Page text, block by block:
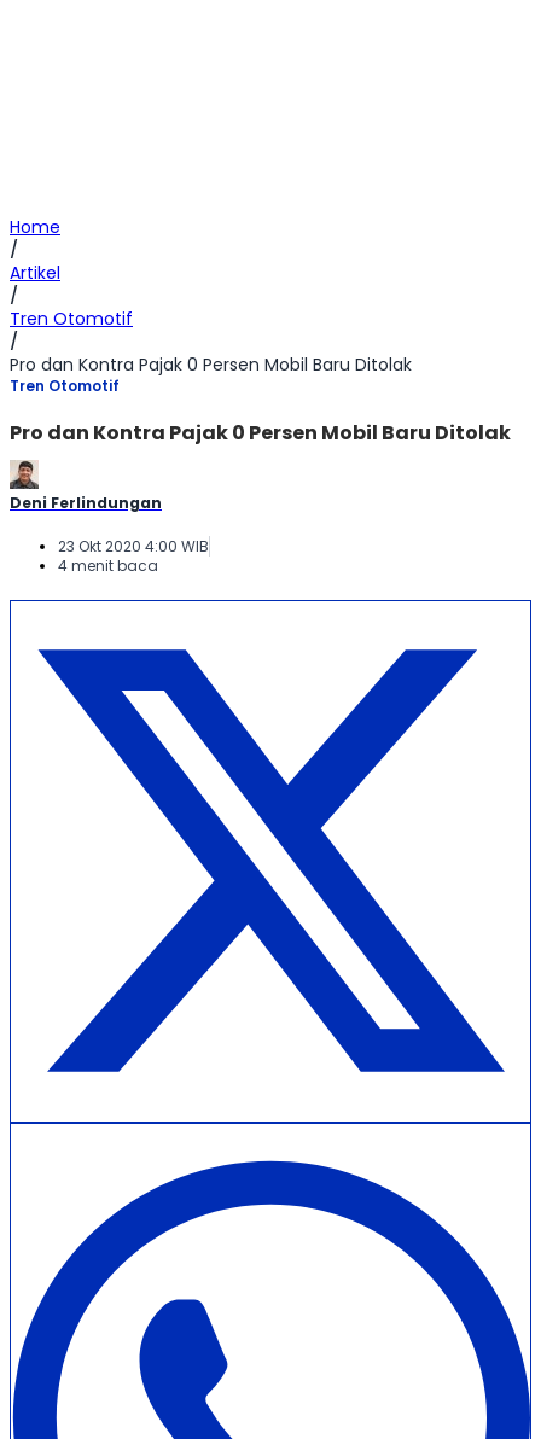
Home
/
Artikel
/
Tren Otomotif
/
Pro dan Kontra Pajak 0 Persen Mobil Baru Ditolak
Tren Otomotif
Pro dan Kontra Pajak 0 Persen Mobil Baru Ditolak
Deni Ferlindungan
23 Okt 2020 4:00 WIB
4 menit baca